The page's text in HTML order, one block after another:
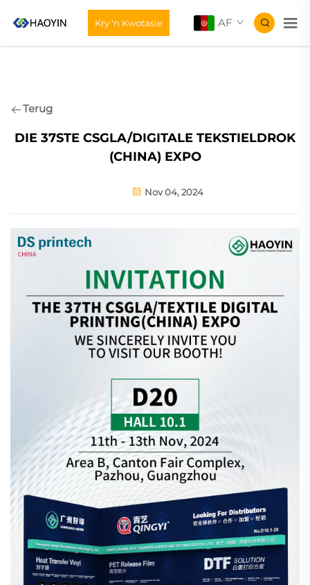
Kry 'n Kwotasie AF
Terug
DIE 37STE CSGLA/DIGITALE TEKSTIELDROK
(CHINA) EXPO
Nov 04, 2024